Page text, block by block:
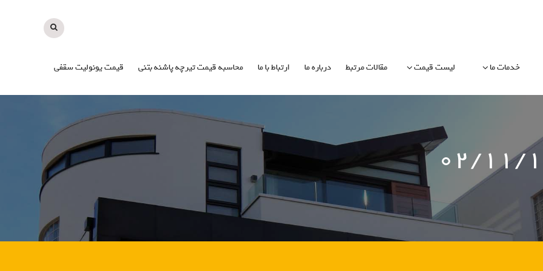
خدمات ما لیست قیمت مقالات مرتبط درباره ما ارتباط با ما محاسبه قیمت تیرچه پاشنه بتنی قیمت یونولیت سقفی